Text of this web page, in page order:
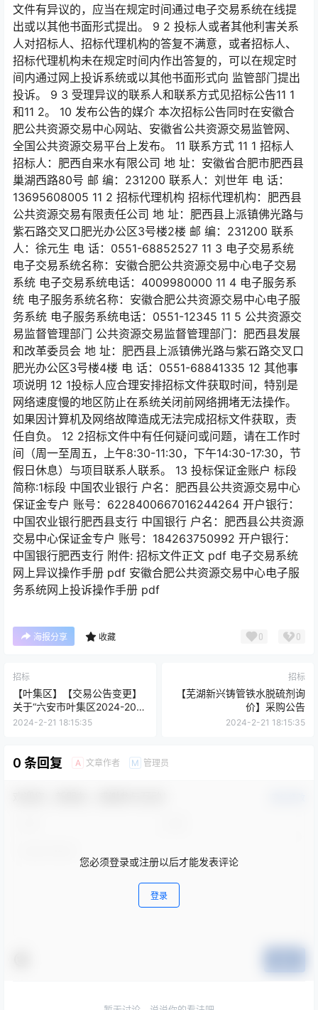
文件有异议的，应当在规定时间通过电子交易系统在线提
出或以其他书面形式提出。 9 2 投标人或者其他利害关系
人对招标人、招标代理机构的答复不满意，或者招标人、
招标代理机构未在规定时间内作出答复的，可以在规定时
间内通过网上投诉系统或以其他书面形式向 监管部门提出
投诉。 9 3 受理异议的联系人和联系方式见招标公告11 1
和11 2。 10 发布公告的媒介 本次招标公告同时在安徽合
肥公共资源交易中心网站、安徽省公共资源交易监管网、
全国公共资源交易平台上发布。 11 联系方式 11 1 招标人
招标人：肥西自来水有限公司 地 址：安徽省合肥市肥西县
巢湖西路80号 邮 编：231200 联系人：刘世年 电 话：
13695608005 11 2 招标代理机构 招标代理机构：肥西县
公共资源交易有限责任公司 地 址：肥西县上派镇佛光路与
紫石路交叉口肥光办公区3号楼2楼 邮 编：231200 联系
人：徐元生 电 话：0551-68852527 11 3 电子交易系统
电子交易系统名称：安徽合肥公共资源交易中心电子交易
系统 电子交易系统电话：4009980000 11 4 电子服务系
统 电子服务系统名称：安徽合肥公共资源交易中心电子服
务系统 电子服务系统电话：0551-12345 11 5 公共资源交
易监督管理部门 公共资源交易监督管理部门：肥西县发展
和改革委员会 地 址：肥西县上派镇佛光路与紫石路交叉口
肥光办公区3号楼4楼 电 话：0551-68841335 12 其他事
项说明 12 1投标人应合理安排招标文件获取时间，特别是
网络速度慢的地区防止在系统关闭前网络拥堵无法操作。
如果因计算机及网络故障造成无法完成招标文件获取，责
任自负。 12 2招标文件中有任何疑问或问题，请在工作时
间（周一至周五，上午8:30-11:30，下午14:30-17:30，节
假日休息）与项目联系人联系。 13 投标保证金账户 标段
简称:1标段 中国农业银行 户名：肥西县公共资源交易中心
保证金专户 账号：6228400667016244264 开户银行：
中国农业银行肥西县支行 中国银行 户名：肥西县公共资源
交易中心保证金专户 账号：184263750992 开户银行：
中国银行肥西支行 附件: 招标文件正文 pdf 电子交易系统
网上异议操作手册 pdf 安徽合肥公共资源交易中心电子服
务系统网上投诉操作手册 pdf
海报分享 收藏 0 0
招标
【叶集区】【交易公告变更】
关于“六安市叶集区2024-2027
城区、开发区绿化管养市场化
2024-2-21 18:15:35
招标
【芜湖新兴铸管铁水脱硫剂询
价】采购公告
2024-2-21 18:15:35
0 条回复 A 文章作者 M 管理员
您必须登录或注册以后才能发表评论
登录